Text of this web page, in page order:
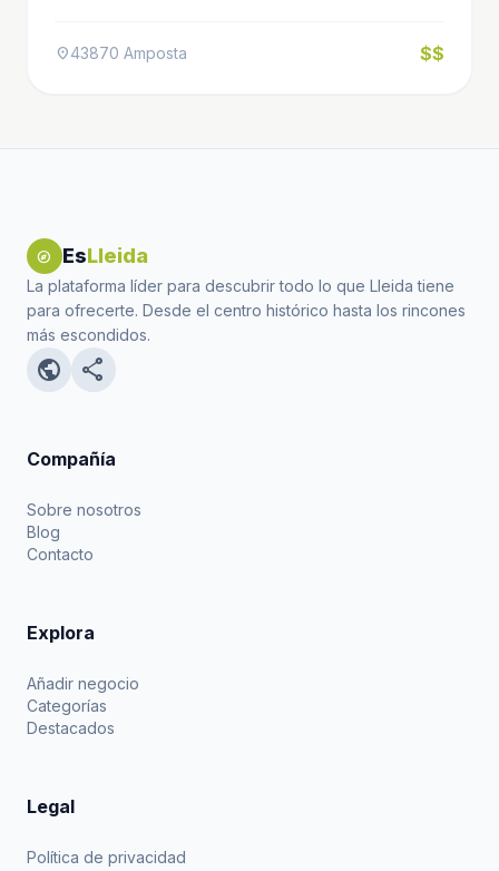
location_on43870 Amposta $$
explore EsLleida
La plataforma líder para descubrir todo lo que Lleida tiene
para ofrecerte. Desde el centro histórico hasta los rincones
más escondidos.
public share
Compañía
Sobre nosotros
Blog
Contacto
Explora
Añadir negocio
Categorías
Destacados
Legal
Política de privacidad